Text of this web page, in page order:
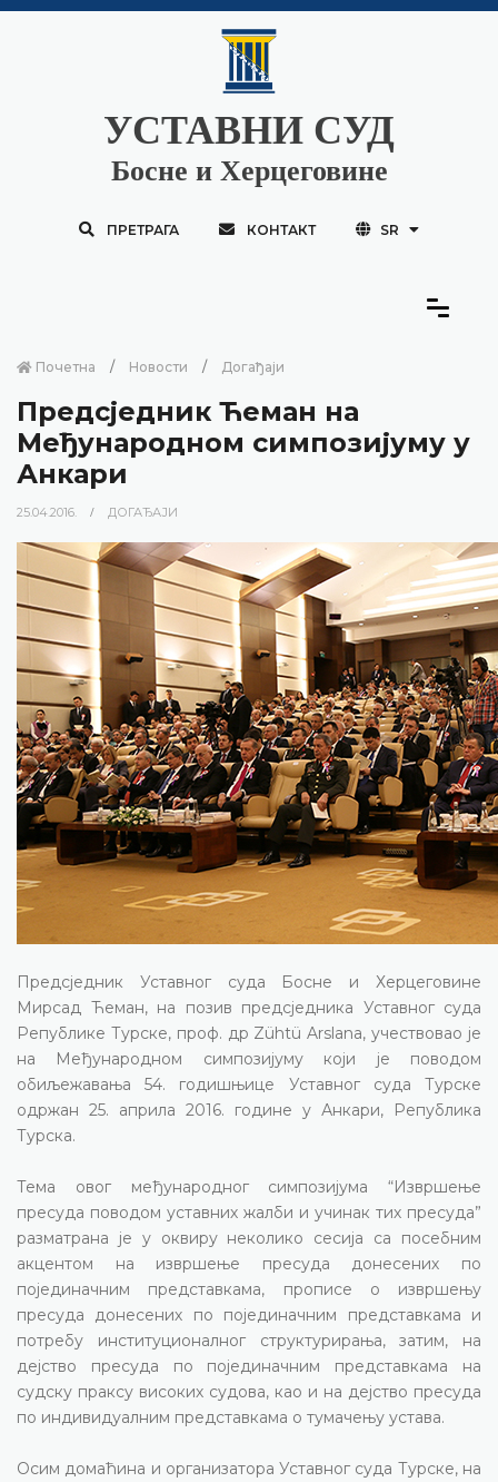
УСТАВНИ СУД
Босне и Херцеговине
ПРЕТРАГА КОНТАКТ SR
Почетна Новости Догађаји
Предсједник Ћеман на
Међународном симпозијуму у
Анкари
25.04.2016. ДОГАЂАЈИ
Предсједник Уставног суда Босне и Херцеговине
Мирсад Ћеман, на позив предсједника Уставног суда
Републике Турске, проф. др Zühtü Arslana, учествовао је
на Међународном симпозијуму који је поводом
обиљежавања 54. годишњице Уставног суда Турске
одржан 25. априла 2016. године у Анкари, Република
Турска.
Тема овог међународног симпозијума “Извршење
пресуда поводом уставних жалби и учинак тих пресуда”
разматрана је у оквиру неколико сесија са посебним
акцентом на извршење пресуда донесених по
појединачним представкама, прописе о извршењу
пресуда донесених по појединачним представкама и
потребу институционалног структурирања, затим, на
дејство пресуда по појединачним представкама на
судску праксу високих судова, као и на дејство пресуда
по индивидуалним представкама о тумачењу устава.
Осим домаћина и организатора Уставног суда Турске, на